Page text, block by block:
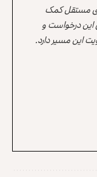
مستقل کمک
این درخواست و
این مسیر دارد.